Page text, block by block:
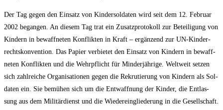
Der Tag gegen den Ein­satz von Kin­der­sol­da­ten wird seit dem 12. Febru­ar
2002 began­gen. An die­sem Tag trat ein Zusatz­pro­to­koll zur Betei­li­gung von
Kin­dern in bewaff­ne­ten Kon­flik­ten in Kraft – ergän­zend zur UN-Kin­der­
rechts­kon­ven­ti­on. Das Papier ver­bie­tet den Ein­satz von Kin­dern in bewaff­
ne­ten Kon­flik­ten und die Wehr­pflicht für Min­der­jäh­ri­ge. Welt­weit set­zen
sich zahl­rei­che Orga­ni­sa­tio­nen gegen die Rekru­tie­rung von Kin­dern als Sol­
da­ten ein. Sie bemü­hen sich um die Ent­waff­nung der Kin­der, die Ent­las­
sung aus dem Mili­tär­dienst und die Wie­der­ein­glie­de­rung in die Gesellschaft.